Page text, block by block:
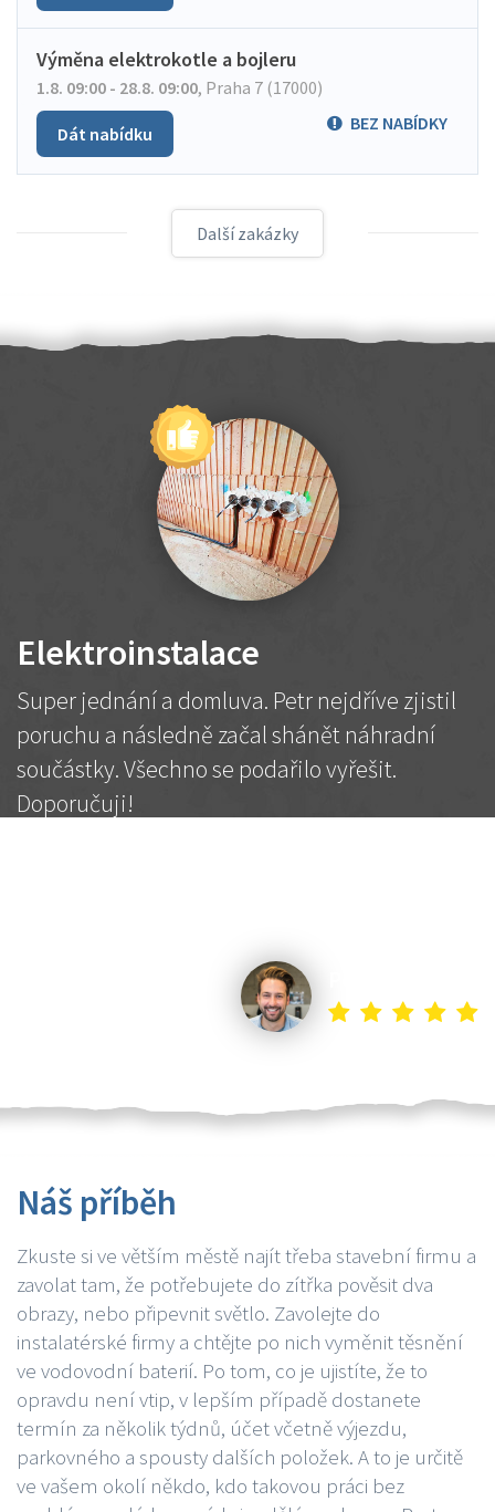
Výměna elektrokotle a bojleru
1.8. 09:00 - 28.8. 09:00, Praha 7 (17000)
BEZ NABÍDKY
Dát nabídku
Další zakázky
Elektroinstalace
Super jednání a domluva. Petr nejdříve zjistil
poruchu a následně začal shánět náhradní
součástky. Všechno se podařilo vyřešit.
Doporučuji!
Náš příběh
Zkuste si ve větším městě najít třeba stavební firmu a
zavolat tam, že potřebujete do zítřka pověsit dva
obrazy, nebo připevnit světlo. Zavolejte do
instalatérské firmy a chtějte po nich vyměnit těsnění
ve vodovodní baterií. Po tom, co je ujistíte, že to
opravdu není vtip, v lepším případě dostanete
termín za několik týdnů, účet včetně výjezdu,
parkovného a spousty dalších položek. A to je určitě
ve vašem okolí někdo, kdo takovou práci bez